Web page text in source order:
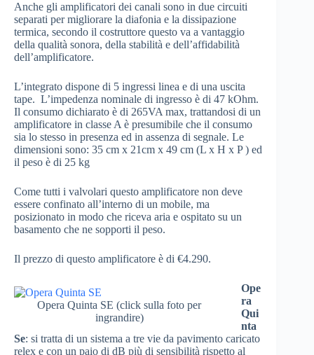
Anche gli amplificatori dei canali sono in due circuiti
separati per migliorare la diafonia e la dissipazione
termica, secondo il costruttore questo va a vantaggio
della qualità sonora, della stabilità e dell’affidabilità
dell’amplificatore.
L’integrato dispone di 5 ingressi linea e di una uscita
tape. L’impedenza nominale di ingresso è di 47 kOhm.
Il consumo dichiarato è di 265VA max, trattandosi di un
amplificatore in classe A è presumibile che il consumo
sia lo stesso in presenza ed in assenza di segnale. Le
dimensioni sono: 35 cm x 21cm x 49 cm (L x H x P ) ed
il peso è di 25 kg
Come tutti i valvolari questo amplificatore non deve
essere confinato all’interno di un mobile, ma
posizionato in modo che riceva aria e ospitato su un
basamento che ne sopporti il peso.
Il prezzo di questo amplificatore è di €4.290.
Opera Quinta SE (click sulla foto per
ingrandire)
Ope
ra
Qui
nta
Se: si tratta di un sistema a tre vie da pavimento caricato
relex e con un paio di dB più di sensibilità rispetto al